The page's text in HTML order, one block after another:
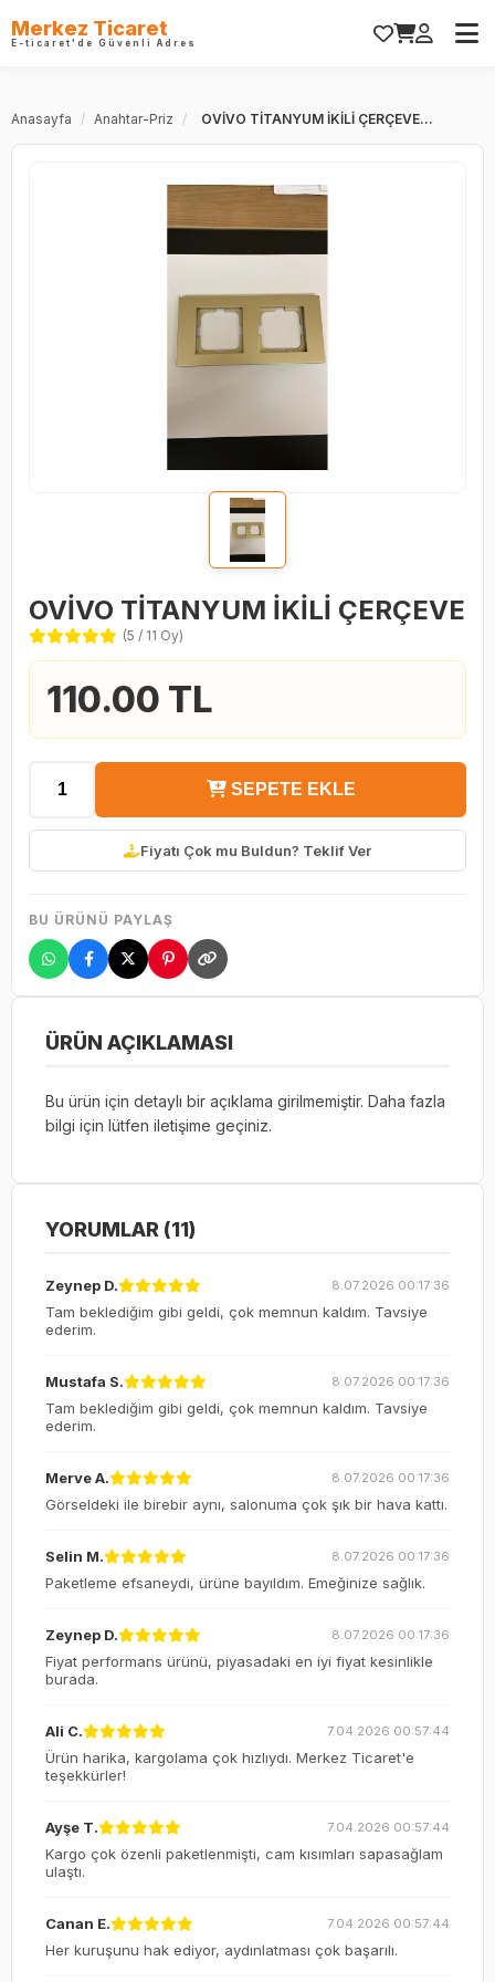
Merkez Ticaret
E-ticaret'de Güvenli Adres
Anasayfa / Anahtar-Priz / OVİVO TİTANYUM İKİLİ ÇERÇEVE...
OVİVO TİTANYUM İKİLİ ÇERÇEVE
(5 / 11 Oy)
110.00 TL
SEPETE EKLE
Fiyatı Çok mu Buldun? Teklif Ver
BU ÜRÜNÜ PAYLAŞ
ÜRÜN AÇIKLAMASI
Bu ürün için detaylı bir açıklama girilmemiştir. Daha fazla
bilgi için lütfen iletişime geçiniz.
YORUMLAR (11)
Zeynep D. 8.07.2026 00:17:36
Tam beklediğim gibi geldi, çok memnun kaldım. Tavsiye
ederim.
Mustafa S. 8.07.2026 00:17:36
Tam beklediğim gibi geldi, çok memnun kaldım. Tavsiye
ederim.
Merve A. 8.07.2026 00:17:36
Görseldeki ile birebir aynı, salonuma çok şık bir hava kattı.
Selin M. 8.07.2026 00:17:36
Paketleme efsaneydi, ürüne bayıldım. Emeğinize sağlık.
Zeynep D. 8.07.2026 00:17:36
Fiyat performans ürünü, piyasadaki en iyi fiyat kesinlikle
burada.
Ali C. 7.04.2026 00:57:44
Ürün harika, kargolama çok hızlıydı. Merkez Ticaret'e
teşekkürler!
Ayşe T. 7.04.2026 00:57:44
Kargo çok özenli paketlenmişti, cam kısımları sapasağlam
ulaştı.
Canan E. 7.04.2026 00:57:44
Her kuruşunu hak ediyor, aydınlatması çok başarılı.